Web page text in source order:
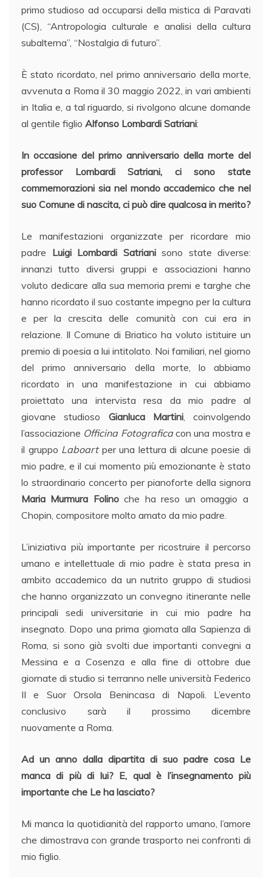
primo studioso ad occuparsi della mistica di Paravati
(CS), “Antropologia culturale e analisi della cultura
subalterna”, “Nostalgia di futuro”.
È stato ricordato, nel primo anniversario della morte,
avvenuta a Roma il 30 maggio 2022, in vari ambienti
in Italia e, a tal riguardo, si rivolgono alcune domande
al gentile figlio Alfonso Lombardi Satriani:
In occasione del primo anniversario della morte del
professor Lombardi Satriani, ci sono state
commemorazioni sia nel mondo accademico che nel
suo Comune di nascita, ci può dire qualcosa in merito?
Le manifestazioni organizzate per ricordare mio
padre Luigi Lombardi Satrianisono state diverse:
innanzi tutto diversi gruppi e associazioni hanno
voluto dedicare alla sua memoria premi e targhe che
hanno ricordato il suo costante impegno per la cultura
e per la crescita delle comunità con cui era in
relazione. Il Comune di Briatico ha voluto istituire un
premio di poesia a lui intitolato. Noi familiari, nel giorno
del primo anniversario della morte, lo abbiamo
ricordato in una manifestazione in cui abbiamo
proiettato una intervista resa da mio padre al
giovane studioso Gianluca Martini, coinvolgendo
l’associazione Officina Fotograficacon una mostra e
il gruppo Laboart per una lettura di alcune poesie di
mio padre, e il cui momento più emozionante è stato
lo straordinario concerto per pianoforte della signora
Maria Murmura Folinoche ha reso un omaggio a
Chopin, compositore molto amato da mio padre.
L’iniziativa più importante per ricostruire il percorso
umano e intellettuale di mio padre è stata presa in
ambito accademico da un nutrito gruppo di studiosi
che hanno organizzato un convegno itinerante nelle
principali sedi universitarie in cui mio padre ha
insegnato. Dopo una prima giornata alla Sapienza di
Roma, si sono già svolti due importanti convegni a
Messina e a Cosenza e alla fine di ottobre due
giornate di studio si terranno nelle università Federico
II e Suor Orsola Benincasa di Napoli. L’evento
conclusivo sarà il prossimo dicembre
nuovamente a Roma.
Ad un anno dalla dipartita di suo padre cosa Le
manca di più di lui? E, qual è l’insegnamento più
importante che Le ha lasciato?
Mi manca la quotidianità del rapporto umano, l’amore
che dimostrava con grande trasporto nei confronti di
mio figlio.